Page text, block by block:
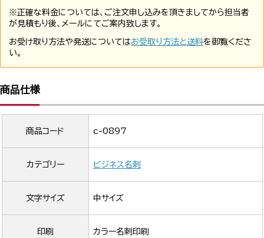
※正確な料金については、ご注文申し込みを頂きましてから担当者
が見積もり後、メールにてご案内致します。
お受け取り方法や発送についてはお受取り方法と送料を御覧くださ
い。
商品仕様
商品コード c-0897
カテゴリー ビジネス名刺
文字サイズ 中サイズ
印刷 カラー名刺印刷